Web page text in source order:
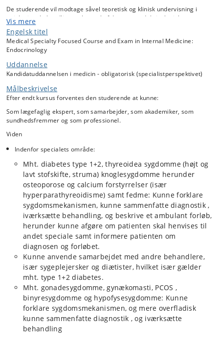
De studerende vil modtage såvel teoretisk og klinisk undervisning i
ætiologien, behandling og kontrol af de store endokrinologiske
sygdomme Diabetes type 1+2, thyreoidea sygdomme,
knoglesygdomme herunder osteoporose og calcium forstyrrelser
(især hyperparathyreoidisme) samt fedme. Mere overfladisk vil
gonadesygdomme, gynækomasti, PCOS , binyresygdomme og
hypofysesygdomme blive berørt.
De studerende deltager i de endokrinologiske ambulatorier, hvor de
skal håndtere ny-henviste patienter inkl. planlægning for udredning og
behandling. Der vil også indgå planlagt stuegang på medicinsk
patienter med fokus på endokrinologiske aspekter.
De studerende vil lære at fortolke undersøgelser for knoglemineral
indhold (BMD), se/evt. foretage ultralyd af thyreoidea samt
fortolke/evt. se andre relevante klinisk fysiologiske undersøgelser.
De studerende sidder med ved diætsamtaler af diabetikere, lærer af
med insulin samt at regulere på insulindoser.
De studerende vil have mulighed for at deltage i specialambulatorier
som stofskifteøjenambulatorium samt deltage i kliniske konferencer
både lokalt og tværfagligt (f.eks. thyreoidea kirurgikonferencer).
De studerende skal fremlægge endokrinologiske cases ved
konference på lige fod med afdeligens yngre læger.
Vis mere
Engelsk titel
Medical Specialty Focused Course and Exam in Internal Medicine:
Endocrinology
Uddannelse
Kandidatuddannelsen i medicin - obligatorisk (specialistperspektivet)
Målbeskrivelse
Efter endt kursus forventes den studerende at kunne:
Som lægefaglig ekspert, som samarbejder, som akademiker, som
sundhedsfremmer og som professionel.
Viden
Indenfor specialets område:
Mht. diabetes type 1+2, thyreoidea sygdomme (højt og
lavt stofskifte, struma) knoglesygdomme herunder
osteoporose og calcium forstyrrelser (især
hyperparathyreoidisme) samt fedme: Kunne forklare
sygdomsmekanismen, kunne sammenfatte diagnostik ,
iværksætte behandling, og beskrive et ambulant forløb,
herunder kunne afgøre om patienten skal henvises til
andet speciale samt informere patienten om
diagnosen og forløbet.
Kunne anvende samarbejdet med andre behandlere,
især sygeplejersker og diætister, hvilket især gælder
mht. type 1+2 diabetes.
Mht. gonadesygdomme, gynækomasti, PCOS ,
binyresygdomme og hypofysesygdomme: Kunne
forklare sygdomsmekanismen, og mere overfladisk
kunne sammenfatte diagnostik , og iværksætte
behandling